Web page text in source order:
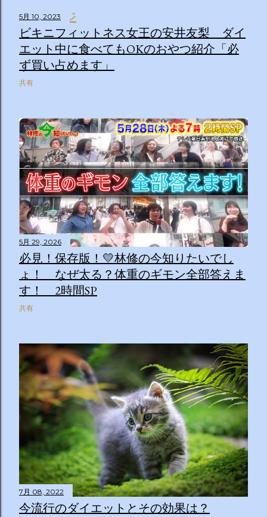
5月 10, 2023
ビキニフィットネス女王の安井友梨 ダイ
エット中に食べてもOKのおやつ紹介「必
ず買い占めます」
共有
5月 29, 2026
必見！保存版！💛林修の今知りたいでし
ょ！ なぜ太る？体重のギモン全部答えま
す！ 2時間SP
共有
7月 08, 2022
今流行のダイエットとその効果は？